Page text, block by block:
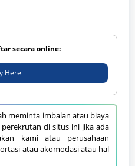
secara online:
Here
meminta imbalan atau biaya
di situs ini jika ada
kami atau perusahaan
atau akomodasi atau hal